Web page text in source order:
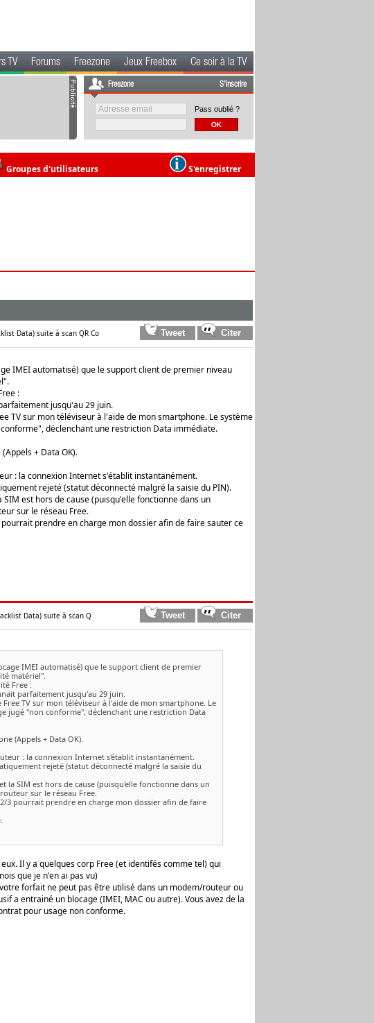
TV Forums Freezone Jeux Freebox Ce soir à la TV
Freezone S'inscrire
Pass oublié ?
Groupes d'utilisateurs S'enregistrer
Data) suite à scan QR Co
IMEI automatisé) que le support client de premier niveau
:
jusqu'au 29 juin.
TV sur mon téléviseur à l'aide de mon smartphone. Le système
déclenchant une restriction Data immédiate.
+ Data OK).
: la connexion Internet s'établit instantanément.
rejeté (statut déconnecté malgré la saisie du PIN).
est hors de cause (puisqu'elle fonctionne dans un
sur le réseau Free.
prendre en charge mon dossier afin de faire sauter ce
Data) suite à scan Q
IMEI automatisé) que le support client de premier
matériel".
Free :
parfaitement jusqu'au 29 juin.
TV sur mon téléviseur à l'aide de mon smartphone. Le
jugé "non conforme", déclenchant une restriction Data
(Appels + Data OK).
: la connexion Internet s'établit instantanément.
rejeté (statut déconnecté malgré la saisie du
la SIM est hors de cause (puisqu'elle fonctionne dans un
sur le réseau Free.
3 pourrait prendre en charge mon dossier afin de faire
Il y a quelques corp Free (et identifés comme tel) qui
que je n'en ai pas vu)
forfait ne peut pas être utilisé dans un modem/routeur ou
a entrainé un blocage (IMEI, MAC ou autre). Vous avez de la
pour usage non conforme.